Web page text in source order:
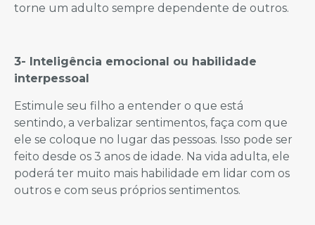
torne um adulto sempre dependente de outros.
3- Inteligência emocional ou habilidade
interpessoal
Estimule seu filho a entender o que está
sentindo, a verbalizar sentimentos, faça com que
ele se coloque no lugar das pessoas. Isso pode ser
feito desde os 3 anos de idade. Na vida adulta, ele
poderá ter muito mais habilidade em lidar com os
outros e com seus próprios sentimentos.